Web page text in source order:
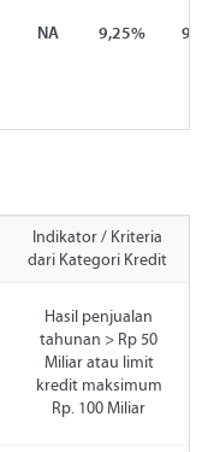
NA 9,25%
Indikator / Kriteria
dari Kategori Kredit
Hasil penjualan
tahunan > Rp 50
Miliar atau limit
kredit maksimum
Rp. 100 Miliar